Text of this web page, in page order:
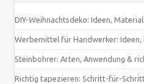
DIY-Weihnachtsdeko: Ideen,
Werbemittel für Handwerker:
Steinbohrer: Arten, Anwendung &
Richtig tapezieren: Schritt-für-